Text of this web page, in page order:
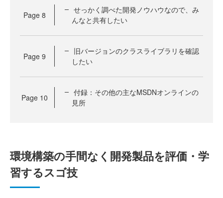
Page 8
せっかく調べた開発ノウハウなので、み
んなと共有したい
Page 9
旧バージョンのクラスライブラリを確認
したい
Page 10
付録：その他の主なMSDNオンラインの
見所
環境構築の手間なく開発製品を評価・学
習するスゴ技